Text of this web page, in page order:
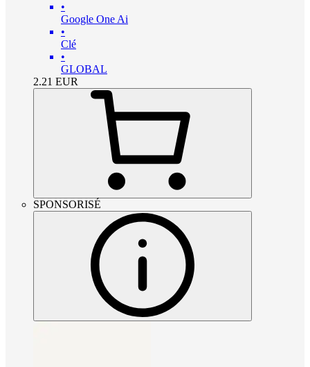
•
Google One Ai
•
Clé
•
GLOBAL
2.21 EUR
SPONSORISÉ